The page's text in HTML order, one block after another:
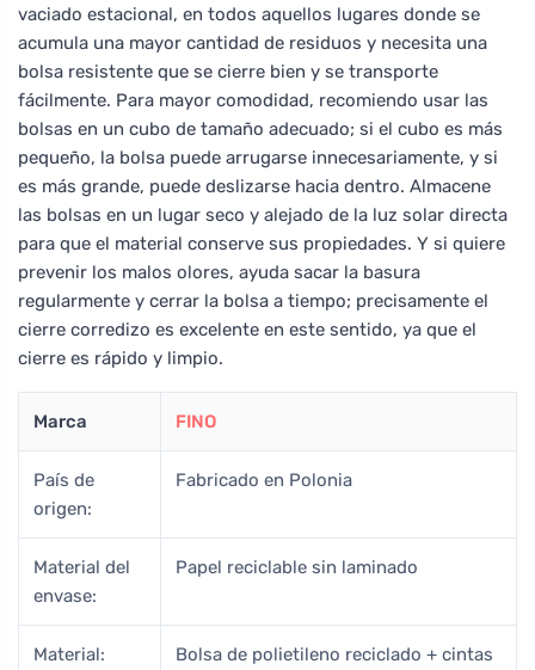
vaciado estacional, en todos aquellos lugares donde se
acumula una mayor cantidad de residuos y necesita una
bolsa resistente que se cierre bien y se transporte
fácilmente. Para mayor comodidad, recomiendo usar las
bolsas en un cubo de tamaño adecuado; si el cubo es más
pequeño, la bolsa puede arrugarse innecesariamente, y si
es más grande, puede deslizarse hacia dentro. Almacene
las bolsas en un lugar seco y alejado de la luz solar directa
para que el material conserve sus propiedades. Y si quiere
prevenir los malos olores, ayuda sacar la basura
regularmente y cerrar la bolsa a tiempo; precisamente el
cierre corredizo es excelente en este sentido, ya que el
cierre es rápido y limpio.
Marca FINO
País de
origen:
Fabricado en Polonia
Material del
envase:
Papel reciclable sin laminado
Material:
Bolsa de polietileno reciclado + cintas